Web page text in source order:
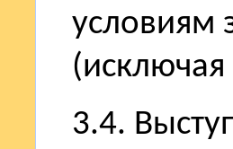
условиям
3.4.